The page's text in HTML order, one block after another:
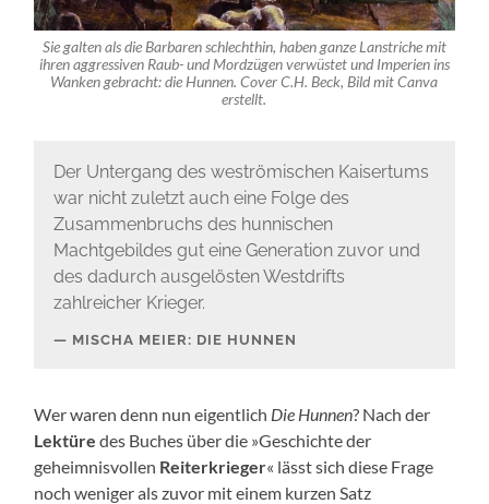
Sie galten als die Barbaren schlechthin, haben ganze Lanstriche mit
ihren aggressiven Raub- und Mordzügen verwüstet und Imperien ins
Wanken gebracht: die Hunnen. Cover C.H. Beck, Bild mit Canva
erstellt.
Der Untergang des weströmischen Kaisertums
war nicht zuletzt auch eine Folge des
Zusammenbruchs des hunnischen
Machtgebildes gut eine Generation zuvor und
des dadurch ausgelösten Westdrifts
zahlreicher Krieger.
MISCHA MEIER: DIE HUNNEN
Wer waren denn nun eigentlich Die Hunnen? Nach der
Lektüredes Buches über die »Geschichte der
geheimnisvollen Reiterkrieger« lässt sich diese Frage
noch weniger als zuvor mit einem kurzen Satz